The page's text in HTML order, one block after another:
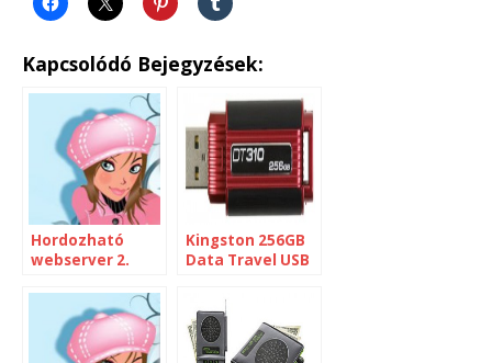
Kapcsolódó Bejegyzések:
Hordozható
webserver 2.
Kingston 256GB
Data Travel USB